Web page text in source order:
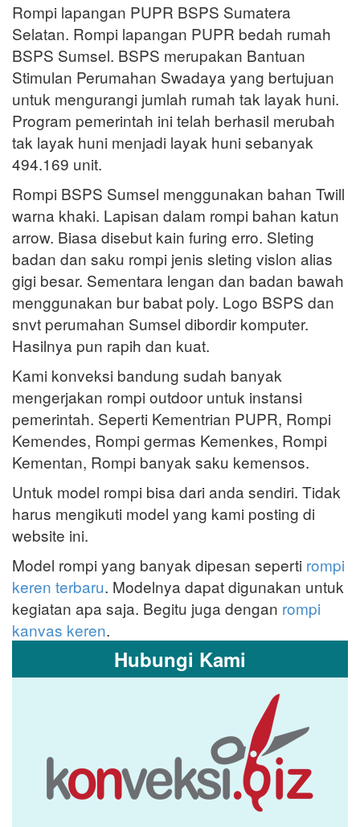
Rompi lapangan PUPR BSPS Sumatera
Selatan. Rompi lapangan PUPR bedah rumah
BSPS Sumsel. BSPS merupakan Bantuan
Stimulan Perumahan Swadaya yang bertujuan
untuk mengurangi jumlah rumah tak layak huni.
Program pemerintah ini telah berhasil merubah
tak layak huni menjadi layak huni sebanyak
494.169 unit.
Rompi BSPS Sumsel menggunakan bahan Twill
warna khaki. Lapisan dalam rompi bahan katun
arrow. Biasa disebut kain furing erro. Sleting
badan dan saku rompi jenis sleting vislon alias
gigi besar. Sementara lengan dan badan bawah
menggunakan bur babat poly. Logo BSPS dan
snvt perumahan Sumsel dibordir komputer.
Hasilnya pun rapih dan kuat.
Kami konveksi bandung sudah banyak
mengerjakan rompi outdoor untuk instansi
pemerintah. Seperti Kementrian PUPR, Rompi
Kemendes, Rompi germas Kemenkes, Rompi
Kementan, Rompi banyak saku kemensos.
Untuk model rompi bisa dari anda sendiri. Tidak
harus mengikuti model yang kami posting di
website ini.
Model rompi yang banyak dipesan seperti rompi
keren terbaru. Modelnya dapat digunakan untuk
kegiatan apa saja. Begitu juga dengan rompi
kanvas keren.
Hubungi Kami